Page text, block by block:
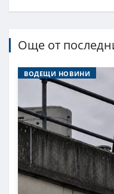
Още от
ВОДЕЩИ НОВИНИ